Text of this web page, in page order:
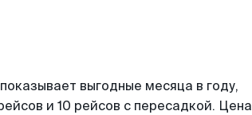
выгодные месяца в году,
и 10 рейсов с пересадкой. Цена